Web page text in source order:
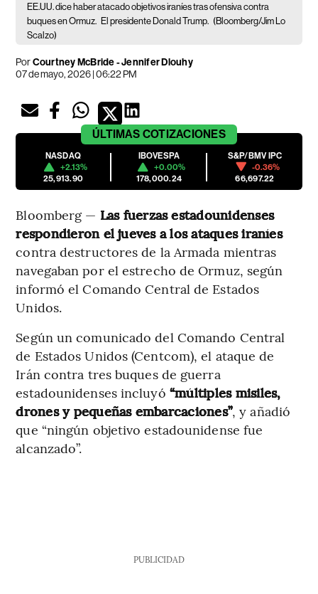
EE.UU. dice haber atacado objetivos iraníes tras ofensiva contra
buques en Ormuz. El presidente Donald Trump. (Bloomberg/Jim Lo
Scalzo)
PorCourtney McBride - Jennifer Dlouhy
07 de mayo, 2026 | 06:22 PM
ÚLTIMAS COTIZACIONES
NASDAQ
+2.13%
25,913.90
IBOVESPA
+0.00%
178,000.24
S&P/BMV IPC
-0.36%
66,697.22
Bloomberg — Las fuerzas estadounidenses
respondieron el jueves a los ataques iraníes
contra destructores de la Armada mientras
navegaban por el estrecho de Ormuz, según
informó el Comando Central de Estados
Unidos.
Según un comunicado del Comando Central
de Estados Unidos (Centcom), el ataque de
Irán contra tres buques de guerra
estadounidenses incluyó “múltiples misiles,
drones y pequeñas embarcaciones”, y añadió
que “ningún objetivo estadounidense fue
alcanzado”.
PUBLICIDAD